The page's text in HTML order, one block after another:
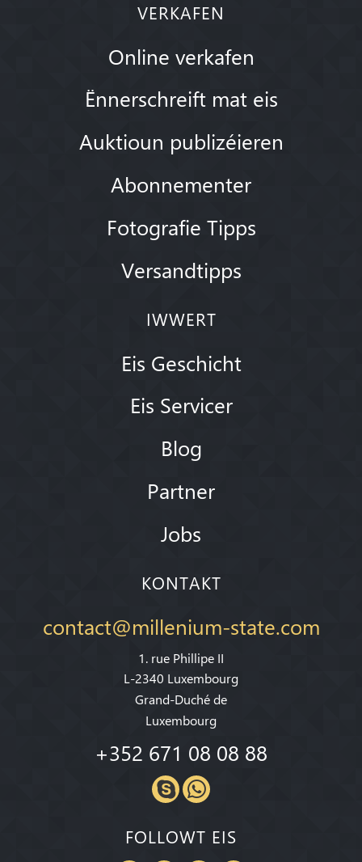
VERKAFEN
Online verkafen
Ënnerschreift mat eis
Auktioun publizéieren
Abonnementer
Fotografie Tipps
Versandtipps
IWWERT
Eis Geschicht
Eis Servicer
Blog
Partner
Jobs
KONTAKT
contact@millenium-state.com
1. rue Phillipe II
L-2340 Luxembourg
Grand-Duché de
Luxembourg
+352 671 08 08 88
FOLLOWT EIS